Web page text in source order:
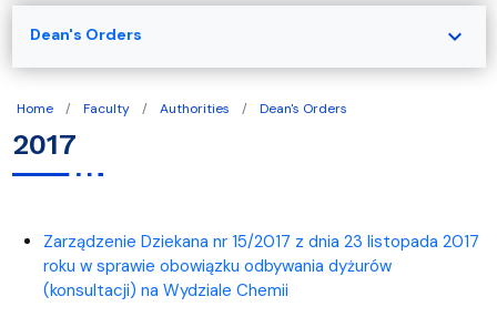
Home Faculty Authorities Dean's Orders
2017
Zarządzenie Dziekana nr 15/2017 z dnia 23 listopada 2017
roku w sprawie obowiązku odbywania dyżurów
(konsultacji) na Wydziale Chemii
Dean's Orders expand_more